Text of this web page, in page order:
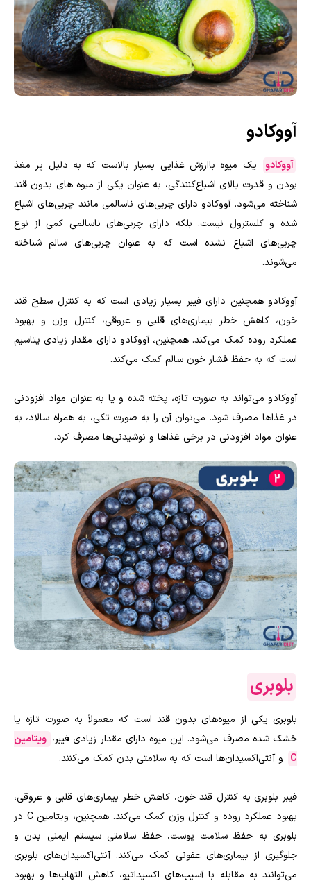
آووکادو
آووکادو
یک میوه باارزش غذایی بسیار بالاست که به دلیل پر مغذ
بودن و قدرت بالای اشباع‌کنندگی، به عنوان یکی از میوه های بدون قند
شناخته می‌شود. آووکادو دارای چربی‌های ناسالمی مانند چربی‌های اشباع
شده و کلسترول نیست. بلکه دارای چربی‌های ناسالمی کمی از نوع
چربی‌های اشباع نشده است که به عنوان چربی‌های سالم شناخته
می‌شوند.
آووکادو همچنین دارای فیبر بسیار زیادی است که به کنترل سطح قند
خون، کاهش خطر بیماری‌های قلبی و عروقی، کنترل وزن و بهبود
عملکرد روده کمک می‌کند. همچنین، آووکادو دارای مقدار زیادی پتاسیم
است که به حفظ فشار خون سالم کمک می‌کند.
آووکادو می‌تواند به صورت تازه، پخته شده و یا به عنوان مواد افزودنی
در غذاها مصرف شود. می‌توان آن را به صورت تکی، به همراه سالاد، به
عنوان مواد افزودنی در برخی غذاها و نوشیدنی‌ها مصرف کرد.
بلوبری
بلوبری یکی از میوه‌های بدون قند است که معمولاً به صورت تازه یا
خشک شده مصرف می‌شود. این میوه دارای مقدار زیادی فیبر، ویتامین
C و آنتی‌اکسیدان‌ها است که به سلامتی بدن کمک می‌کنند.
فیبر بلوبری به کنترل قند خون، کاهش خطر بیماری‌های قلبی و عروقی،
بهبود عملکرد روده و کنترل وزن کمک می‌کند. همچنین، ویتامین C در
بلوبری به حفظ سلامت پوست، حفظ سلامتی سیستم ایمنی بدن و
جلوگیری از بیماری‌های عفونی کمک می‌کند. آنتی‌اکسیدان‌های بلوبری
می‌توانند به مقابله با آسیب‌های اکسیداتیو، کاهش التهاب‌ها و بهبود